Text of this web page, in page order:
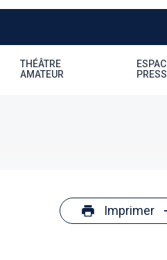
THÉÂTRE
AMATEUR
Imprimer